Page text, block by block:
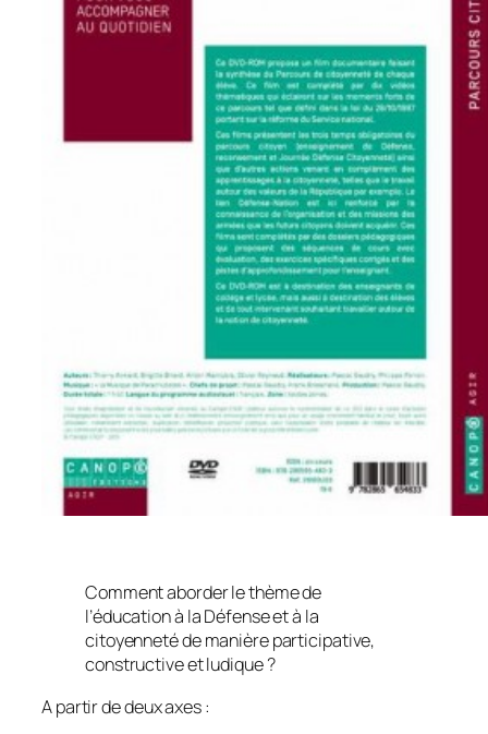
Comment aborder le thème de
l’éducation à la Défense et à la
citoyenneté de manière participative,
constructive et ludique ?
A partir de deux axes :